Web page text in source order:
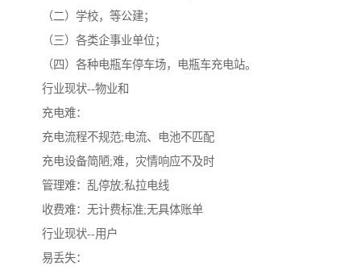
（二）学校，等公建；
（三）各类企事业单位；
（四）各种电瓶车停车场，电瓶车充电站。
行业现状--物业和
充电难：
充电流程不规范;电流、电池不匹配
充电设备简陋;难，灾情响应不及时
管理难：乱停放;私拉电线
收费难：无计费标准;无具体账单
行业现状--用户
易丢失：